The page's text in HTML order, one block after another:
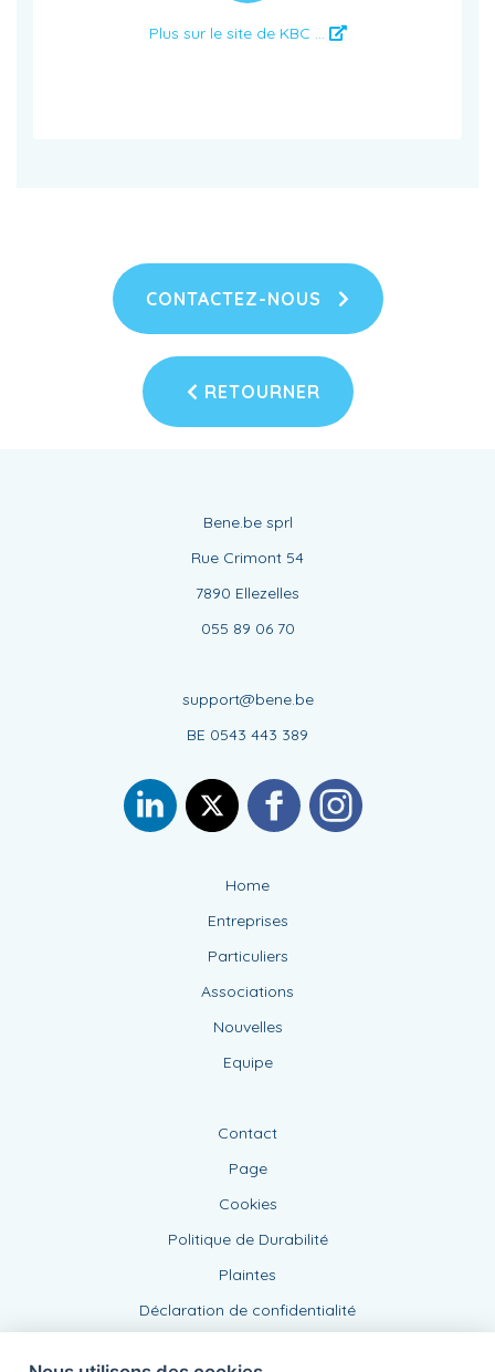
Plus sur le site de KBC ...
CONTACTEZ-NOUS
RETOURNER
Bene.be sprl
Rue Crimont 54
7890 Ellezelles
055 89 06 70
support@bene.be
BE 0543 443 389
Home
Entreprises
Particuliers
Associations
Nouvelles
Equipe
Contact
Page
Cookies
Politique de Durabilité
Plaintes
Déclaration de confidentialité